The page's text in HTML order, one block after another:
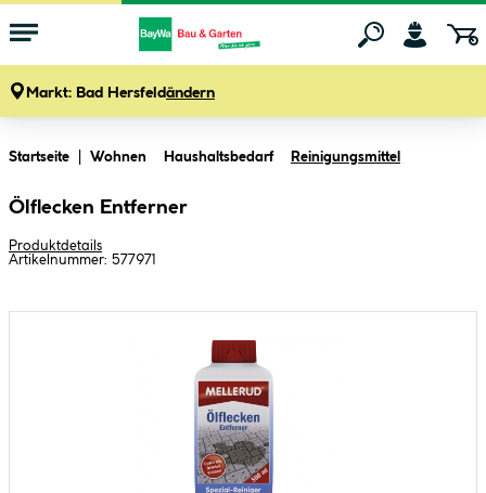
Markt: Bad Hersfeldändern
Startseite Wohnen Haushaltsbedarf Reinigungsmittel
Ölflecken Entferner
Produktdetails
Artikelnummer: 577971